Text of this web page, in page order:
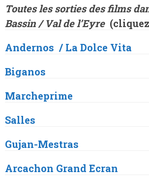
Toutes les sorties des films
Bassin / Val de l’Eyre(
Andernos / La Dolce Vita
Biganos
Marcheprime
Salles
Gujan-Mestras
Arcachon Grand Ecran